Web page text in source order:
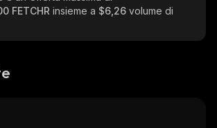
FETCHR insieme a $6,26 volume di